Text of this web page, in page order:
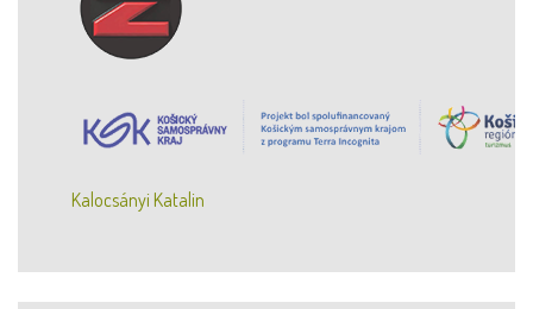
Kalocsányi Katalin